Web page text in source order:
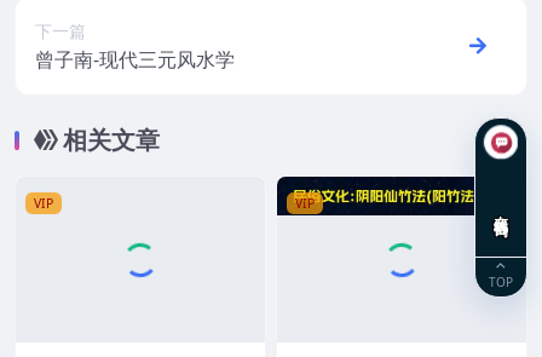
下一篇
曾子南-现代三元风水学
相关文章
VIP VIP
TOP